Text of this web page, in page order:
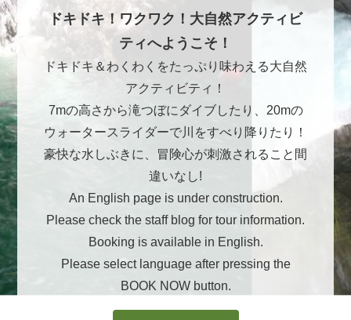
ドキドキ！ワクワク！大自然アクティビ
ティへようこそ！
ドキドキ＆わくわくをたっぷり味わえる大自然
アクティビティ！
7mの高さから滝つぼにダイブしたり、20mの
ウォータースライダーで川をすべり降りたり！
豪快な水しぶきに、冒険心が刺激されること間
違いなし!
An English page is under construction.
Please check the staff blog for tour information.
Booking is available in English.
Please select language after pressing the
BOOK NOW button.